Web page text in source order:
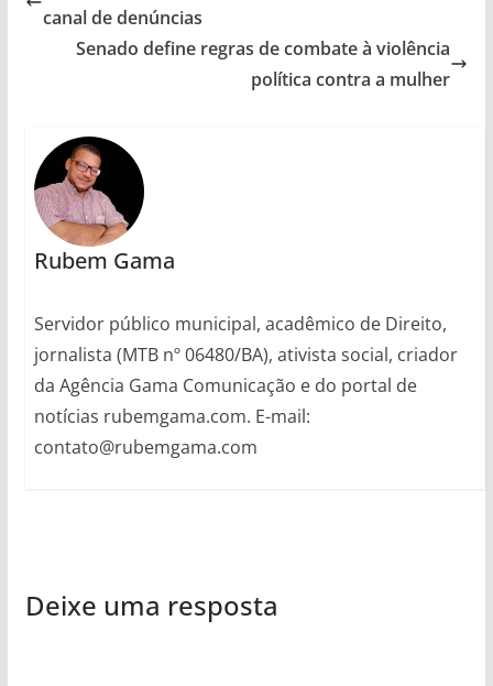
canal de denúncias
Senado define regras de combate à violência
política contra a mulher
Rubem Gama
Servidor público municipal, acadêmico de Direito,
jornalista (MTB nº 06480/BA), ativista social, criador
da Agência Gama Comunicação e do portal de
notícias rubemgama.com. E-mail:
contato@rubemgama.com
Deixe uma resposta